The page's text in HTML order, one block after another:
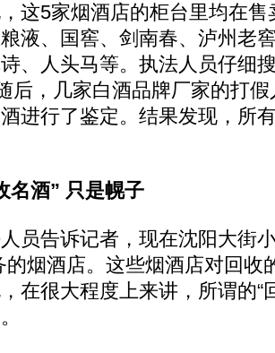
5家烟酒店的柜台里均在售
液、国窖、剑南春、泸州老
、人头马等。执法人员仔细
后，几家白酒品牌厂家的打
进行了鉴定。结果发现，所
名酒” 只是幌子
告诉记者，现在沈阳大街小
的烟酒店。这些烟酒店对回收
在很大程度上来讲，所谓的“